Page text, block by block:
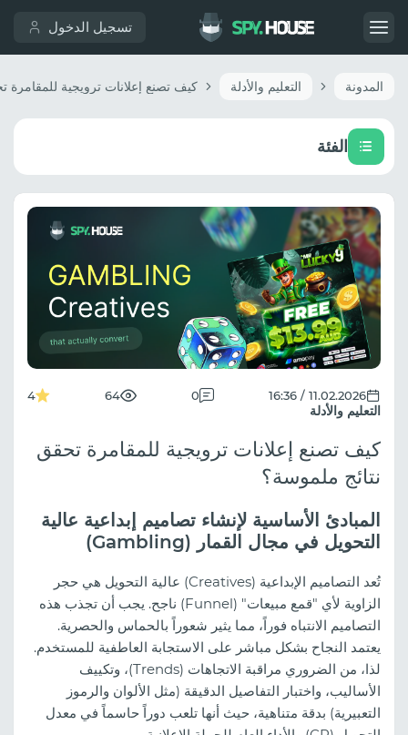
تسجيل الدخول
المدونة التعليم والأدلة
الفئة
التعليم والأدلة
11.02.2026 / 16:36
0
64
4
كيف تصنع إعلانات ترويجية للمقامرة تحقق
نتائج ملموسة؟
المبادئ الأساسية لإنشاء تصاميم إبداعية عالية
التحويل في مجال القمار (Gambling)
تُعد التصاميم الإبداعية (Creatives) عالية التحويل هي حجر
الزاوية لأي "قمع مبيعات" (Funnel) ناجح. يجب أن تجذب هذه
التصاميم الانتباه فوراً، مما يثير شعوراً بالحماس والحصرية.
يعتمد النجاح بشكل مباشر على الاستجابة العاطفية للمستخدم.
لذا، من الضروري مراقبة الاتجاهات (Trends)، وتكييف
الأساليب، واختبار التفاصيل الدقيقة (مثل الألوان والرموز
التعبيرية) بدقة متناهية، حيث أنها تلعب دوراً حاسماً في معدل